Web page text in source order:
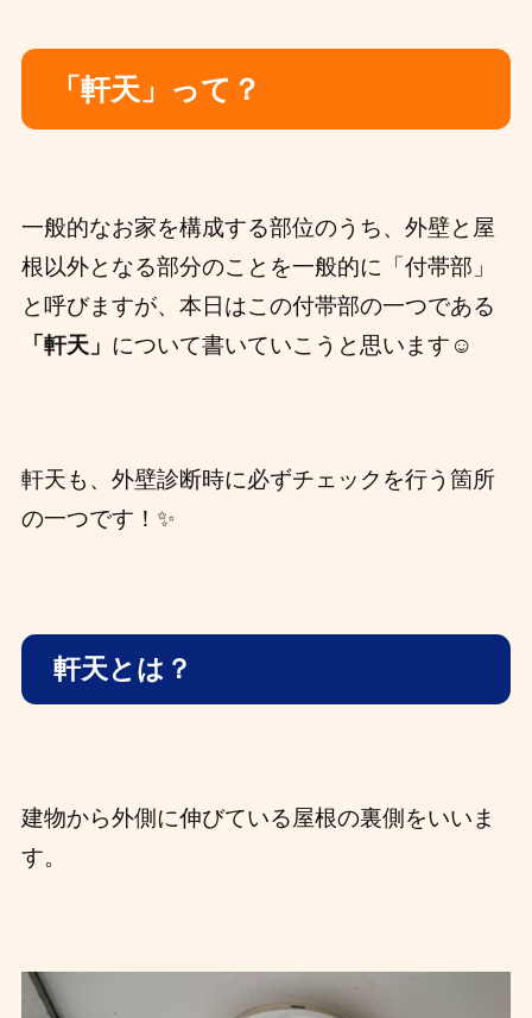
「軒天」って？
一般的なお家を構成する部位のうち、外壁と屋
根以外となる部分のことを一般的に「付帯部」
と呼びますが、本日はこの付帯部の一つである
「軒天」 について書いていこうと思います☺️
軒天も、外壁診断時に必ずチェックを行う箇所
の一つです！✨
軒天とは？
建物から外側に伸びている屋根の裏側をいいま
す。